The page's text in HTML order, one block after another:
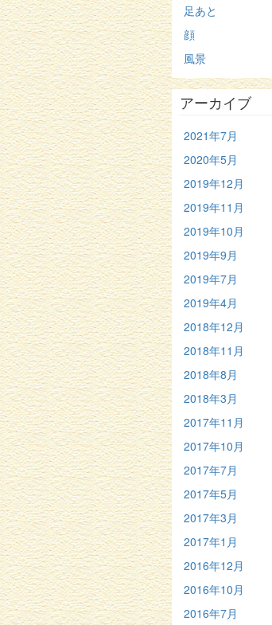
足あと
顔
風景
アーカイブ
2021年7月
2020年5月
2019年12月
2019年11月
2019年10月
2019年9月
2019年7月
2019年4月
2018年12月
2018年11月
2018年8月
2018年3月
2017年11月
2017年10月
2017年7月
2017年5月
2017年3月
2017年1月
2016年12月
2016年10月
2016年7月